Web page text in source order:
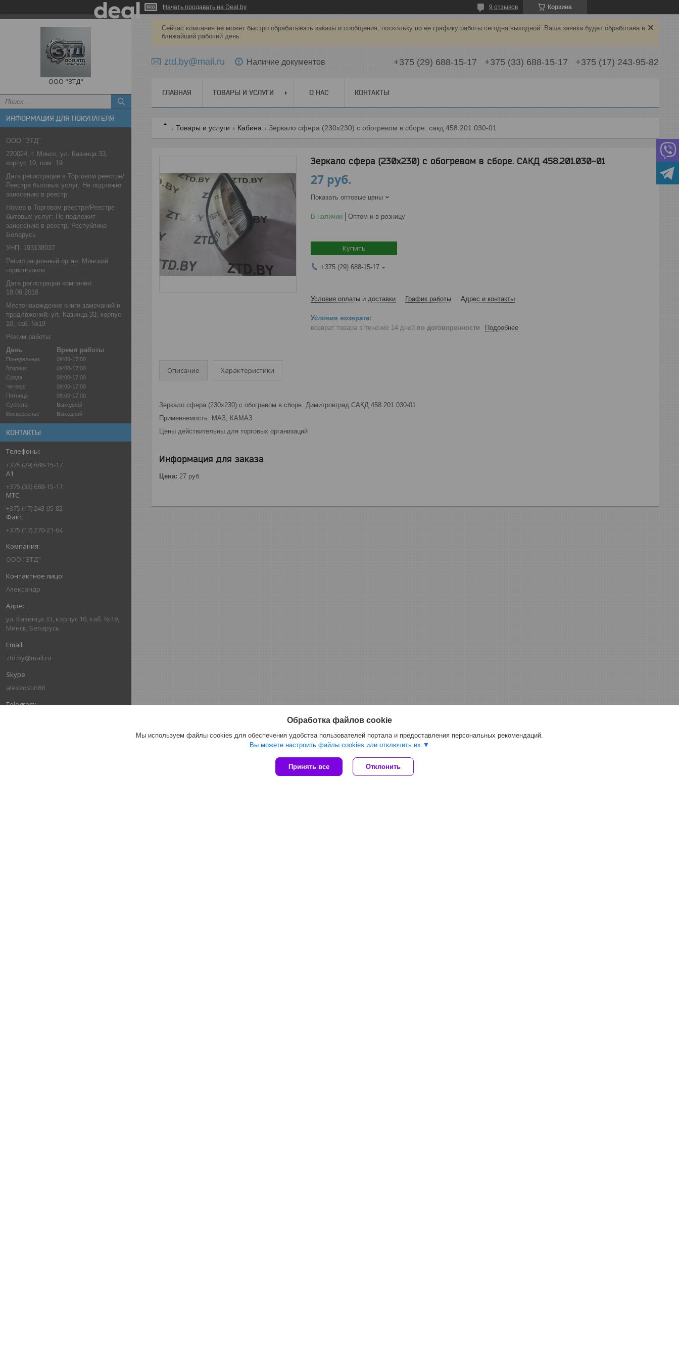
Начать продавать на Deal.by Корзина
9 отзывов
ООО "ЗТД"
ИНФОРМАЦИЯ ДЛЯ ПОКУПАТЕЛЯ
ООО "ЗТД"
220024, г. Минск, ул. Казинца 33,
корпус 10, пом. 19
Дата регистрации в Торговом реестре/
Реестре бытовых услуг: Не подлежит
занесению в реестр
Номер в Торговом реестре/Реестре
бытовых услуг: Не подлежит
занесению в реестр, Республика
Беларусь
УНП: 193138037
Регистрационный орган: Минский
горисполком
Дата регистрации компании:
18.09.2018
Местонахождение книги замечаний и
предложений: ул. Казинца 33, корпус
10, каб. №19
Режим работы:
День
Время работы
Понедельник
09:00-17:00
Вторник
09:00-17:00
Среда
09:00-17:00
Четверг
09:00-17:00
Пятница
09:00-17:00
Суббота
Выходной
Воскресенье
Выходной
КОНТАКТЫ
+375 (29) 688-15-17
А1
+375 (33) 688-15-17
МТС
+375 (17) 243-95-82
Факс
+375 (17) 270-21-64
ООО "ЗТД"
Александр
ул. Казинца 33, корпус 10, каб. №19,
Минск, Беларусь
ztd.by@mail.ru
alexkostin88
Сейчас компания не может быстро обрабатывать заказы и сообщения, поскольку по ее графику работы сегодня выходной. Ваша заявка будет обработана в
ближайший рабочий день.
ztd.by@mail.ru Наличие документов +375 (29) 688-15-17 +375 (33) 688-15-17 +375 (17) 243-95-82
ГЛАВНАЯ ТОВАРЫ И УСЛУГИ О НАС КОНТАКТЫ
Товары и услуги Кабина Зеркало сфера (230х230) с обогревом в сборе. сакд 458.201.030-01
Зеркало сфера (230х230) с обогревом в сборе. САКД 458.201.030-01
27 руб.
Показать оптовые цены
В наличии Оптом и в розницу
Купить
+375 (29) 688-15-17
Условия оплаты и доставки График работы Адрес и контакты
возврат товара в течение 14 дней по договоренности Подробнее
Описание Характеристики
Зеркало сфера (230х230) с обогревом в сборе. Димитровград САКД 458.201.030-01
Применяемость: МАЗ, КАМАЗ
Цены действительны для торговых организаций
Информация для заказа
Цена: 27 руб.
Обработка файлов cookie
Мы используем файлы cookies для обеспечения удобства пользователей портала и предоставления персональных рекомендаций.
Вы можете настроить файлы cookies или отключить их.
Принять все Отклонить